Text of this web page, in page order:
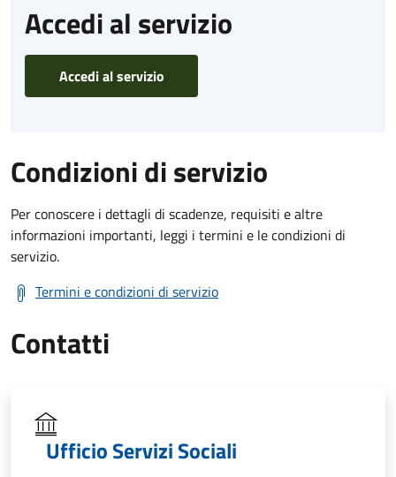
Accedi al servizio
Accedi al servizio
Condizioni di servizio
Per conoscere i dettagli di scadenze, requisiti e altre
informazioni importanti, leggi i termini e le condizioni di
servizio.
Termini e condizioni di servizio
Contatti
Ufficio Servizi Sociali